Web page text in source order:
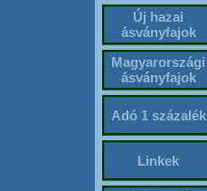
Új hazai
ásványfajok
Magyarországi
ásványfajok
Adó 1 százalék
Linkek